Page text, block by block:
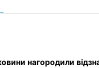
нагородили